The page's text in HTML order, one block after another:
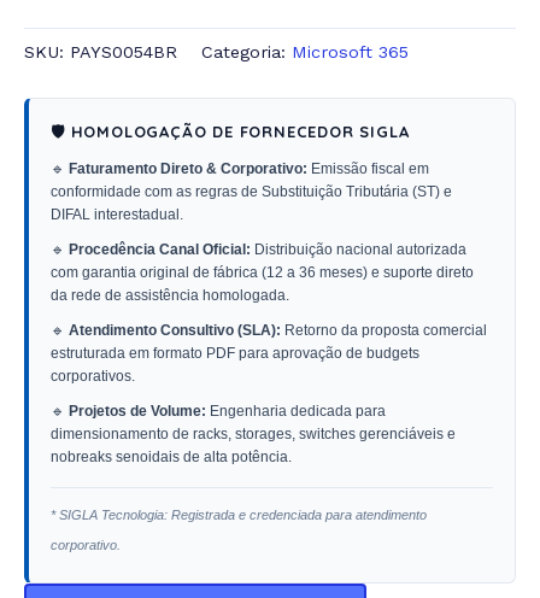
SKU: PAYS0054BR Categoria: Microsoft 365
🛡️ HOMOLOGAÇÃO DE FORNECEDOR SIGLA
🔹 Faturamento Direto & Corporativo: Emissão fiscal em
conformidade com as regras de Substituição Tributária (ST) e
DIFAL interestadual.
🔹 Procedência Canal Oficial: Distribuição nacional autorizada
com garantia original de fábrica (12 a 36 meses) e suporte direto
da rede de assistência homologada.
🔹 Atendimento Consultivo (SLA): Retorno da proposta comercial
estruturada em formato PDF para aprovação de budgets
corporativos.
🔹 Projetos de Volume: Engenharia dedicada para
dimensionamento de racks, storages, switches gerenciáveis e
nobreaks senoidais de alta potência.
* SIGLA Tecnologia: Registrada e credenciada para atendimento
corporativo.